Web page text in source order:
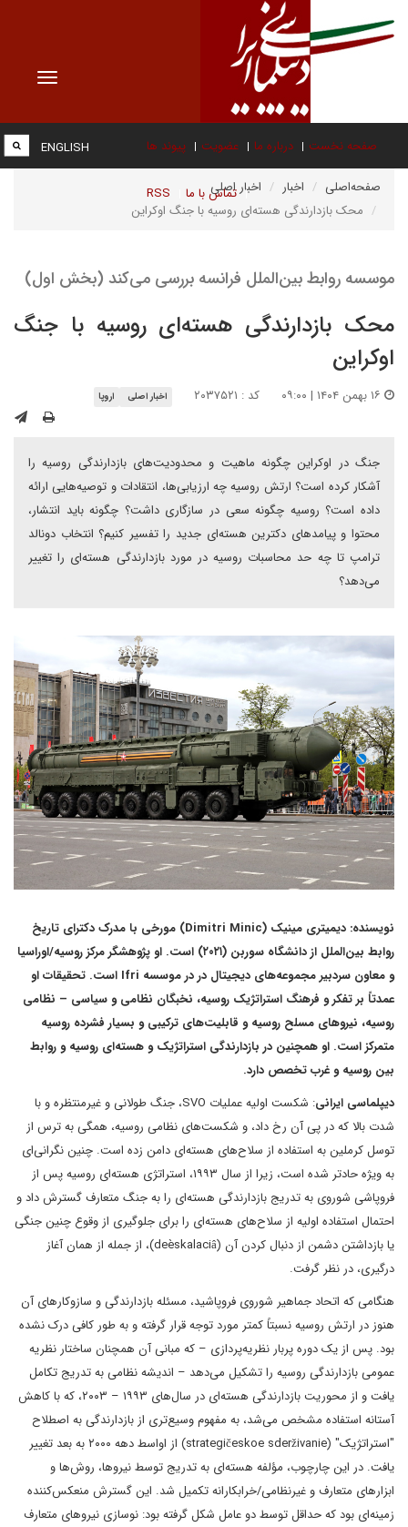
Toggle
صفحه نخست درباره ما عضویت پیوند ها
تماس با ما RSS
ENGLISH
صفحه‌اصلی اخبار
اخبار اصلی
محک بازدارندگی هسته‌ای روسیه با جنگ اوکراین
موسسه روابط بین‌الملل فرانسه بررسی می‌کند (بخش اول)
محک بازدارندگی هسته‌ای روسیه با جنگ
اوکراین
کد : ۲۰۳۷۵۲۱ اخبار اصلی اروپا
جنگ در اوکراین چگونه ماهیت و محدودیت‌های بازدارندگی روسیه را
آشکار کرده است؟ ارتش روسیه چه ارزیابی‌ها، انتقادات و توصیه‌هایی ارائه
داده است؟ روسیه چگونه سعی در سازگاری داشت؟ چگونه باید انتشار،
محتوا و پیامدهای دکترین هسته‌ای جدید را تفسیر کنیم؟ انتخاب دونالد
ترامپ تا چه حد محاسبات روسیه در مورد بازدارندگی هسته‌ای را تغییر
می‌دهد؟
نویسنده: دیمیتری مینیک (Dimitri Minic) مورخی با مدرک دکترای تاریخ
روابط بین‌الملل از دانشگاه سوربن (۲۰۲۱) است. او پژوهشگر مرکز روسیه/اوراسیا
و معاون سردبیر مجموعه‌های دیجیتال در در موسسه Ifri است. تحقیقات او
عمدتاً بر تفکر و فرهنگ استراتژیک روسیه، نخبگان نظامی و سیاسی – نظامی
روسیه، نیروهای مسلح روسیه و قابلیت‌های ترکیبی و بسیار فشرده روسیه
متمرکز است. او همچنین در بازدارندگی استراتژیک و هسته‌ای روسیه و روابط
بین روسیه و غرب تخصص دارد.
دیپلماسی ایرانی
: شکست اولیه عملیات SVO، جنگ طولانی و غیرمنتظره و با
شدت بالا که در پی آن رخ داد، و شکست‌های نظامی روسیه، همگی به ترس از
توسل کرملین به استفاده از سلاح‌های هسته‌ای دامن زده است. چنین نگرانی‌ای
به ویژه حادتر شده است، زیرا از سال ۱۹۹۳، استراتژی هسته‌ای روسیه پس از
فروپاشی شوروی به تدریج بازدارندگی هسته‌ای را به جنگ متعارف گسترش داد و
احتمال استفاده اولیه از سلاح‌های هسته‌ای را برای جلوگیری از وقوع چنین جنگی
یا بازداشتن دشمن از دنبال کردن آن (deèskalaciâ)، از جمله از همان آغاز
درگیری، در نظر گرفت.
هنگامی که اتحاد جماهیر شوروی فروپاشید، مسئله بازدارندگی و سازوکارهای آن
هنوز در ارتش روسیه نسبتاً کمتر مورد توجه قرار گرفته و به طور کافی درک نشده
بود. پس از یک دوره پربار نظریه‌پردازی – که مبانی آن همچنان ساختار نظریه
عمومی بازدارندگی روسیه را تشکیل می‌دهد – اندیشه نظامی به تدریج تکامل
یافت و از محوریت بازدارندگی هسته‌ای در سال‌های ۱۹۹۳ – ۲۰۰۳، که با کاهش
آستانه استفاده مشخص می‌شد، به مفهوم وسیع‌تری از بازدارندگی به اصطلاح
"استراتژیک" (strategičeskoe sderživanie) از اواسط دهه ۲۰۰۰ به بعد تغییر
یافت. در این چارچوب، مؤلفه هسته‌ای به تدریج توسط نیروها، روش‌ها و
ابزارهای متعارف و غیرنظامی/خرابکارانه تکمیل شد. این گسترش منعکس‌کننده
زمینه‌ای بود که حداقل توسط دو عامل شکل گرفته بود: نوسازی نیروهای متعارف